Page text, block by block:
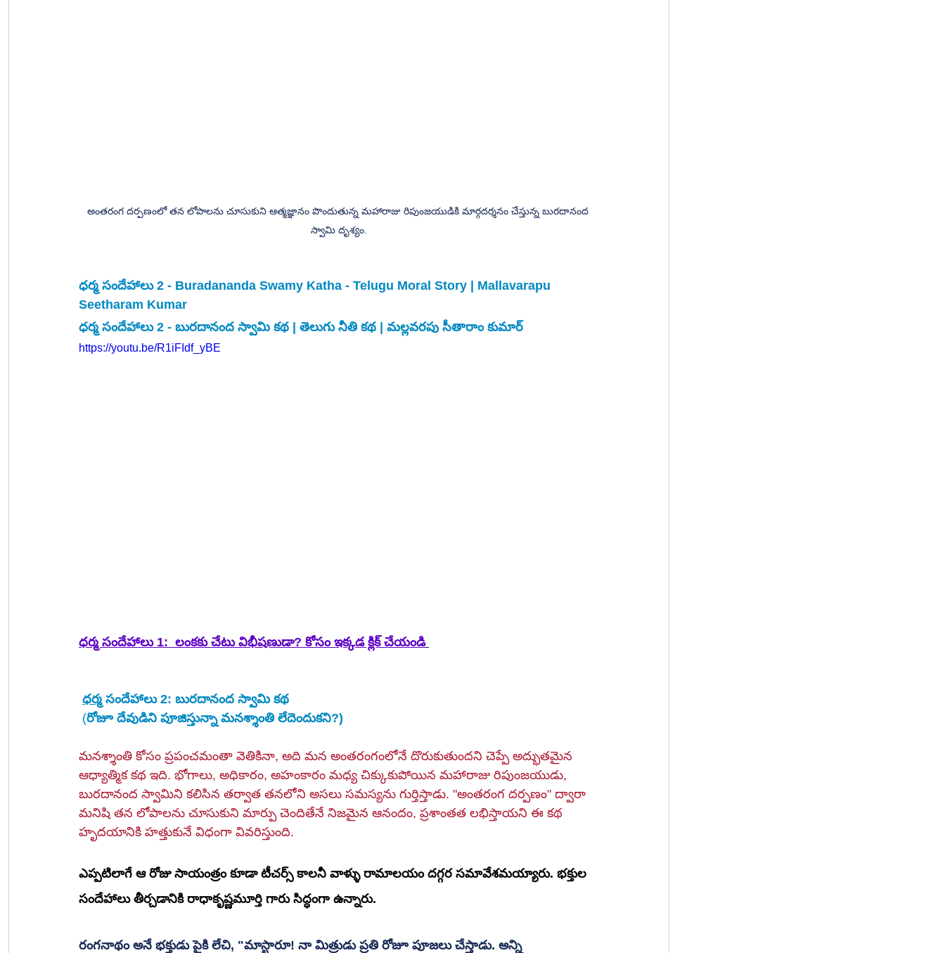
అంతరంగ దర్పణంలో తన లోపాలను చూసుకుని ఆత్మజ్ఞానం పొందుతున్న మహారాజు రిపుంజయుడికి మార్గదర్శనం చేస్తున్న బురదానంద
స్వామి దృశ్యం.
ధర్మ సందేహాలు 2 - Buradananda Swamy Katha - Telugu Moral Story | Mallavarapu
Seetharam Kumar
ధర్మ సందేహాలు 2 - బురదానంద స్వామి కథ
తెలుగు నీతి కథ | మల్లవరపు సీతారాం కుమార్
https://youtu.be/R1iFIdf_yBE
ధర్మ సందేహాలు 1:  లంకకు చేటు విభీషణుడా? కోసం ఇక్కడ క్లిక్ చేయండి
ధర్మ సందేహాలు 2: బురదానంద స్వామి కథ
(రోజూ దేవుడిని పూజిస్తున్నా మనశ్శాంతి లేదెందుకని?)
మనశ్శాంతి కోసం ప్రపంచమంతా వెతికినా, అది మన అంతరంగంలోనే దొరుకుతుందని చెప్పే అద్భుతమైన
ఆధ్యాత్మిక కథ ఇది. భోగాలు, అధికారం, అహంకారం మధ్య చిక్కుకుపోయిన మహారాజు రిపుంజయుడు,
బురదానంద స్వామిని కలిసిన తర్వాత తనలోని అసలు సమస్యను గుర్తిస్తాడు. "అంతరంగ దర్పణం" ద్వారా
మనిషి తన లోపాలను చూసుకుని మార్పు చెందితేనే నిజమైన ఆనందం, ప్రశాంతత లభిస్తాయని ఈ కథ
హృదయానికి హత్తుకునే విధంగా వివరిస్తుంది.
ఎప్పటిలాగే ఆ రోజు సాయంత్రం కూడా టీచర్స్ కాలనీ వాళ్ళు రామాలయం దగ్గర సమావేశమయ్యారు. భక్తుల
సందేహాలు తీర్చడానికి రాధాకృష్ణమూర్తి గారు సిద్ధంగా ఉన్నారు.
రంగనాథం అనే భక్తుడు పైకి లేచి, "మాస్టారూ! నా మిత్రుడు ప్రతి రోజూ పూజలు చేస్తాడు. అన్ని